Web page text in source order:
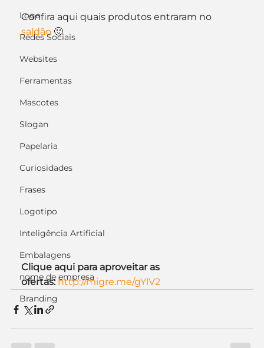
Logo
Redes Sociais
Websites
Ferramentas
Mascotes
Slogan
Papelaria
Curiosidades
Frases
Logotipo
Inteligência Artificial
Embalagens
nome de empresa
Branding
Confira aqui quais produtos entraram no
saldão 🙂
Clique aqui para aproveitar as
ofertas: http://migre.me/gYlV2